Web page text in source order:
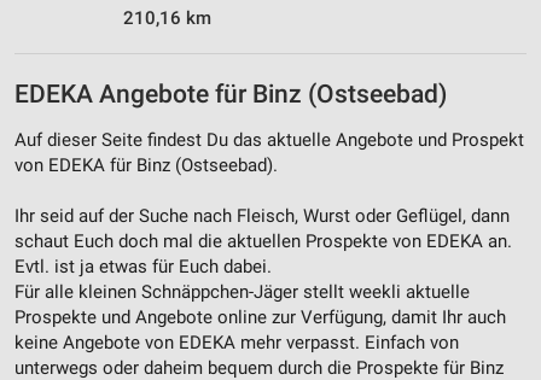
210,16 km
EDEKA Angebote für Binz (Ostseebad)
Auf dieser Seite findest Du das aktuelle Angebote und Prospekt
von EDEKA für Binz (Ostseebad).
Ihr seid auf der Suche nach Fleisch, Wurst oder Geflügel, dann
schaut Euch doch mal die aktuellen Prospekte von EDEKA an.
Evtl. ist ja etwas für Euch dabei.
Für alle kleinen Schnäppchen-Jäger stellt weekli aktuelle
Prospekte und Angebote online zur Verfügung, damit Ihr auch
keine Angebote von EDEKA mehr verpasst. Einfach von
unterwegs oder daheim bequem durch die Prospekte für Binz
IAB-Besonderheiten:
Informationen identifizieren
Nicht-IAB-Verarbeitungszwecke:
Notwendig
Performance
Funktional
Werbung